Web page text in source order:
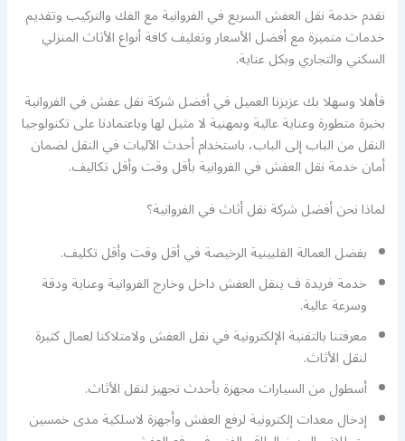
نقدم خدمة نقل العفش السريع في الفروانية مع الفك والتركيب وتقديم
خدمات متميزة مع أفضل الأسعار وتغليف كافة أنواع الأثاث المنزلي
السكني والتجاري وبكل عناية.
فأهلا وسهلا بك عزيزنا العميل في أفضل شركة نقل عفش في الفروانية
بخبرة متطورة وعناية عالية وبمهنية لا مثيل لها وباعتمادنا على تكنولوجيا
النقل من الباب إلى الباب، باستخدام أحدث الآليات في النقل لضمان
أمان خدمة نقل العفش في الفروانية بأقل وقت وأقل تكاليف.
لماذا نحن أفضل شركة نقل أثاث في الفروانية؟
بفضل العمالة الفلبينية الرخيصة في أقل وقت وأقل تكليف.
خدمة فريدة ف ينقل العفش داخل وخارج الفروانية وعناية ودقة
وسرعة عالية.
معرفتنا بالتقنية الإلكترونية في نقل العفش ولامتلاكنا لعمال كثيرة
لنقل الأثاث.
أسطول من السيارات مجهزة بأحدث تجهيز لنقل الأثاث.
إدخال معدات إلكترونية لرفع العفش وأجهزة لاسلكية مدى خمسين